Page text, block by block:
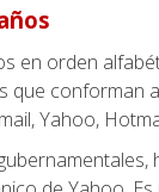
en orden
que
Yahoo,